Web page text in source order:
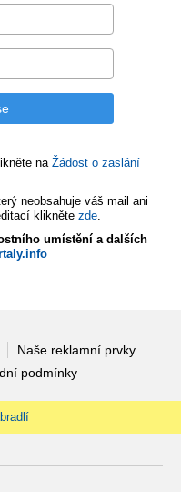
na Žádost o zaslání
neobsahuje váš mail ani
klikněte zde.
umístění a dalších
Naše reklamní prvky
podmínky